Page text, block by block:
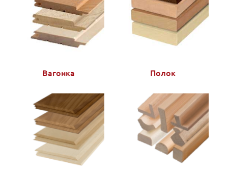
Вагонка Полок